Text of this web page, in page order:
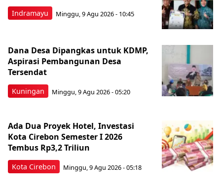
Indramayu Minggu, 9 Agu 2026 - 10:45
Kuningan
Dana Desa Dipangkas untuk KDMP,
Aspirasi Pembangunan Desa
Tersendat
Minggu, 9 Agu 2026 - 05:20
Kota Cirebon
Ada Dua Proyek Hotel, Investasi
Kota Cirebon Semester I 2026
Tembus Rp3,2 Triliun
Minggu, 9 Agu 2026 - 05:18